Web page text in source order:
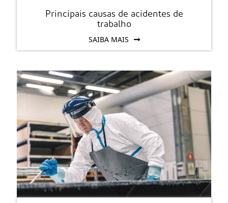
Principais causas de acidentes de
trabalho
SAIBA MAIS